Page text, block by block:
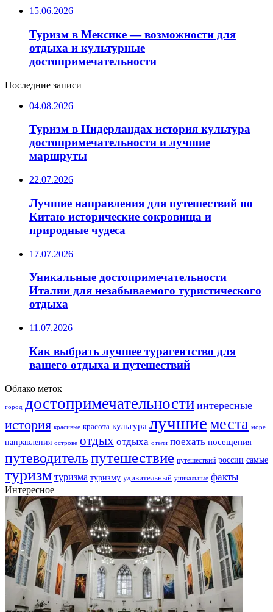
15.06.2026
Туризм в Мексике — возможности для
отдыха и культурные
достопримечательности
Последние записи
04.08.2026
Туризм в Нидерландах история культура
достопримечательности и лучшие
маршруты
22.07.2026
Лучшие направления для путешествий по
Китаю исторические сокровища и
природные чудеса
17.07.2026
Уникальные достопримечательности
Италии для незабываемого туристического
отдыха
11.07.2026
Как выбрать лучшее турагентство для
вашего отдыха и путешествий
Облако меток
город достопримечательности интересные
история красивые красота культура лучшиеместа море
направления острове отдых отдыха отели поехать посещения
путеводительпутешествие путешествий россии самые
туризм туризма туризму удивительный уникальные факты
Интересное